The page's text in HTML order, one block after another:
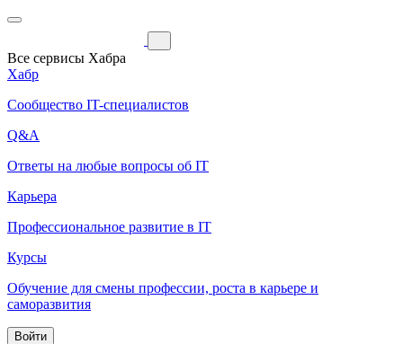
Все сервисы Хабра
Хабр
Сообщество IT-специалистов
Q&A
Ответы на любые вопросы об IT
Карьера
Профессиональное развитие в IT
Курсы
Обучение для смены профессии, роста в карьере и
саморазвития
Войти